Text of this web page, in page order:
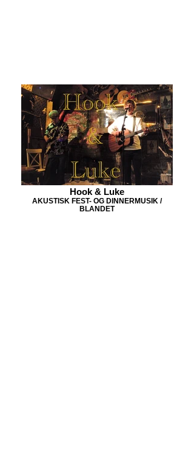
Hook & Luke
AKUSTISK FEST- OG DINNERMUSIK /
BLANDET